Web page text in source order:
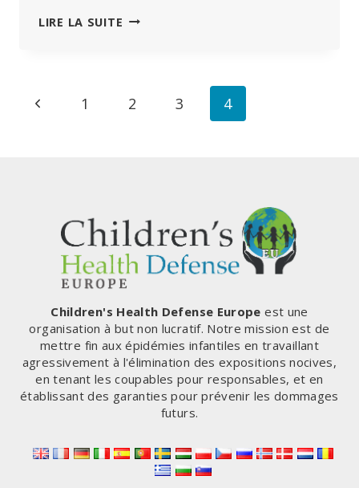
LIRE LA SUITE EXCLUSIF
L’OMS
SOUVERAINETÉ
ET
CRÉER
UN
ÉTAT
TOTALITAIRE
MONDIAL,
PRÉVIENT
UN
EXPERT
Navigation
Page
1 2 3 4
Children's Health Defense Europe est une
organisation à but non lucratif. Notre mission est de
mettre fin aux épidémies infantiles en travaillant
agressivement à l'élimination des expositions nocives,
en tenant les coupables pour responsables, et en
établissant des garanties pour prévenir les dommages
futurs.